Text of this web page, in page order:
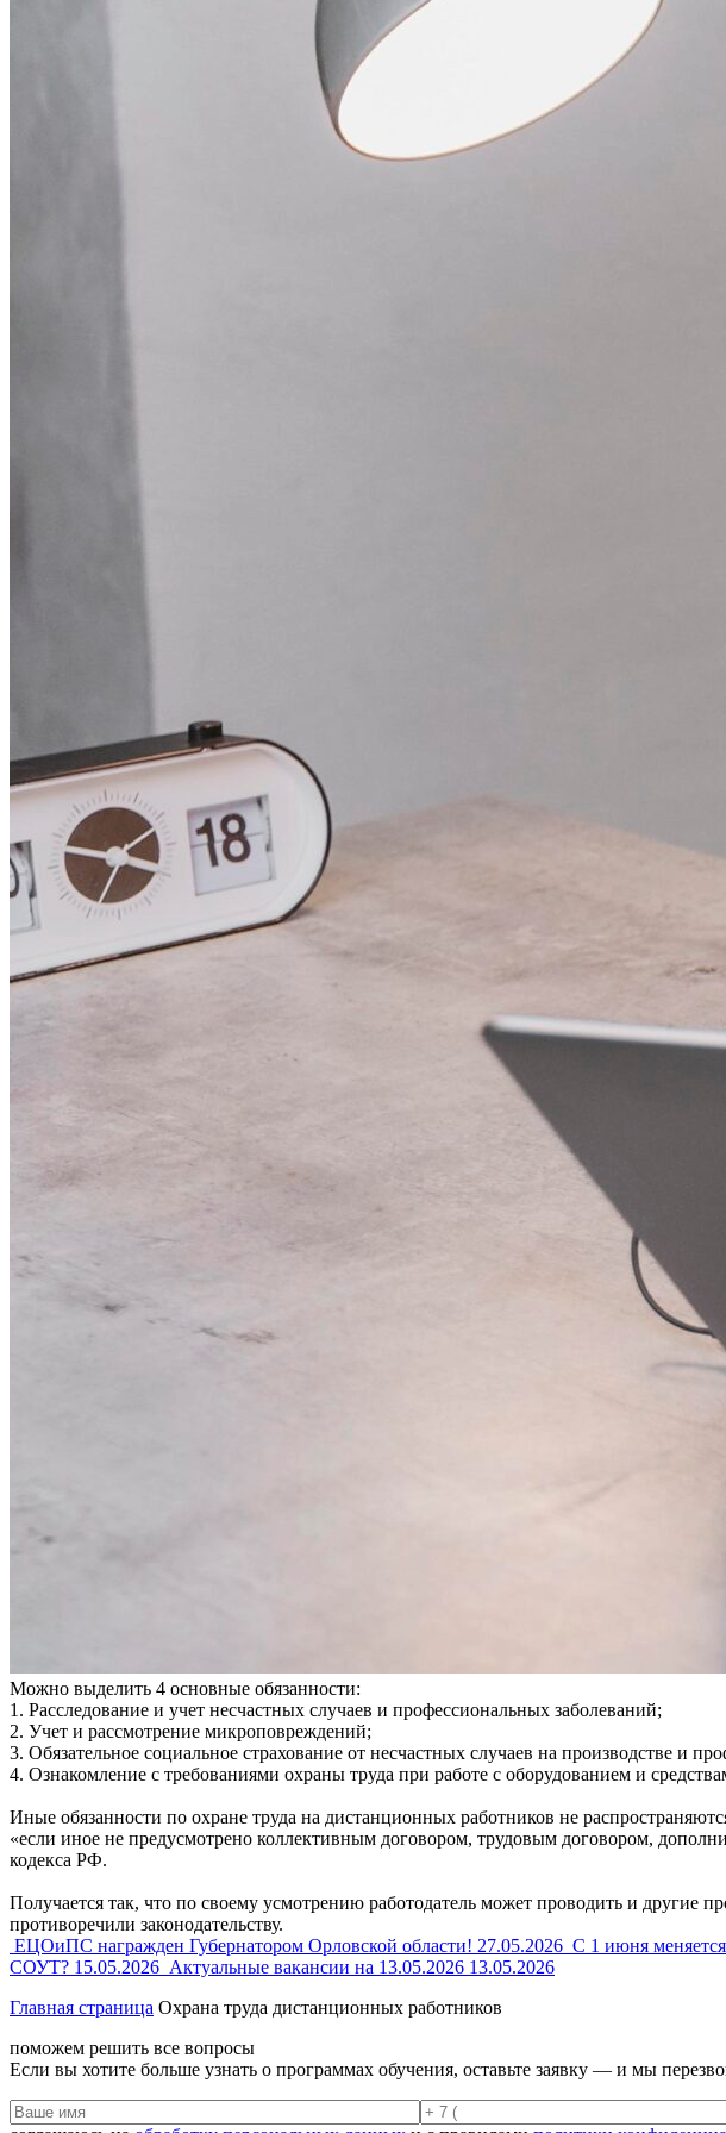
Можно выделить 4 основные обязанности:
1. Расследование и учет несчастных случаев и профессиональных заболеваний;
2. Учет и рассмотрение микроповреждений;
3. Обязательное социальное страхование от несчастных случаев на производстве и
4. Ознакомление с требованиями охраны труда при работе с оборудованием и
Иные обязанности по охране труда на дистанционных работников не
«если иное не предусмотрено коллективным договором, трудовым договором,
кодекса РФ.
Получается так, что по своему усмотрению работодатель может проводить и
противоречили законодательству.
ЕЦОиПС награжден Губернатором Орловской области! 27.05.2026 С 1 июня
СОУТ? 15.05.2026 Актуальные вакансии на 13.05.2026 13.05.2026
Главная страница Охрана труда дистанционных работников
поможем решить все вопросы
Если вы хотите больше узнать о программах обучения, оставьте заявку — и мы